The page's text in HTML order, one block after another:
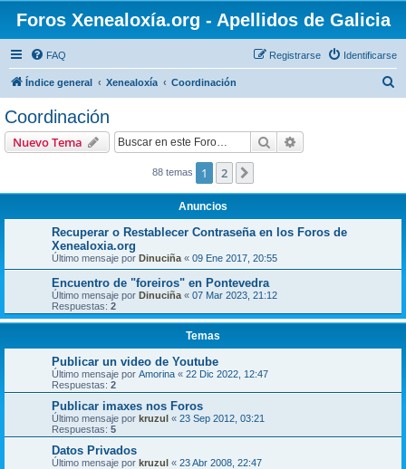
Foros Xenealoxía.org - Apellidos de Galicia
FAQ Identificarse
Registrarse
Índice general Xenealoxía Coordinación
Coordinación
Nuevo Tema Buscar
88 temas 1 2
Anuncios
Recuperar o Restablecer Contraseña en los Foros de
Xenealoxia.org
Último mensaje por Dinuciña « 09 Ene 2017, 20:55
Encuentro de "foreiros" en Pontevedra
Último mensaje por Dinuciña « 07 Mar 2023, 21:12
Respuestas: 2
Temas
Publicar un video de Youtube
Último mensaje por Amorina « 22 Dic 2022, 12:47
Respuestas: 2
Publicar imaxes nos Foros
Último mensaje por kruzul « 23 Sep 2012, 03:21
Respuestas: 5
Datos Privados
Último mensaje por kruzul « 23 Abr 2008, 22:47